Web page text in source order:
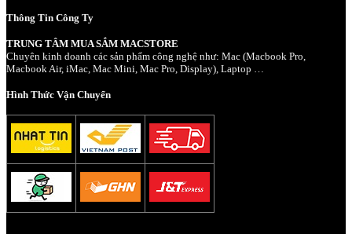
Thông Tin Công Ty
TRUNG TÂM MUA SẮM MACSTORE
Chuyên kinh doanh các sản phẩm công nghệ như: Mac (Macbook Pro,
Macbook Air, iMac, Mac Mini, Mac Pro, Display), Laptop …
Hình Thức Vận Chuyển